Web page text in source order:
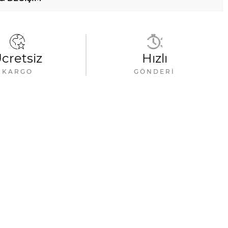
KARGO
Hızlı
GÖNDERI